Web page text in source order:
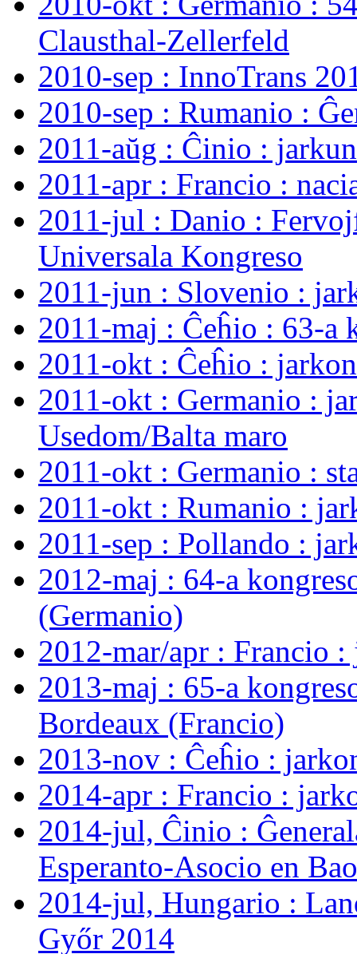
Clausthal-Zellerfeld
2010-sep : InnoTrans
2010-sep : Rumanio :
2011-aŭg : Ĉinio :
2011-apr : Francio :
2011-jul : Danio :
Universala Kongreso
2011-jun : Slovenio :
2011-maj : Ĉeĥio : 63-a
2011-okt : Ĉeĥio :
2011-okt : Germanio :
Usedom/Balta maro
2011-okt : Germanio :
2011-okt : Rumanio :
2011-sep : Pollando :
2012-maj : 64-a
(Germanio)
2012-mar/apr : Francio :
2013-maj : 65-a
Bordeaux (Francio)
2013-nov : Ĉeĥio :
2014-apr : Francio :
2014-jul, Ĉinio :
Esperanto-Asocio en
2014-jul, Hungario :
Győr 2014